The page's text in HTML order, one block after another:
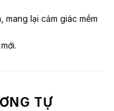
lại cảm giác mềm
TỰ